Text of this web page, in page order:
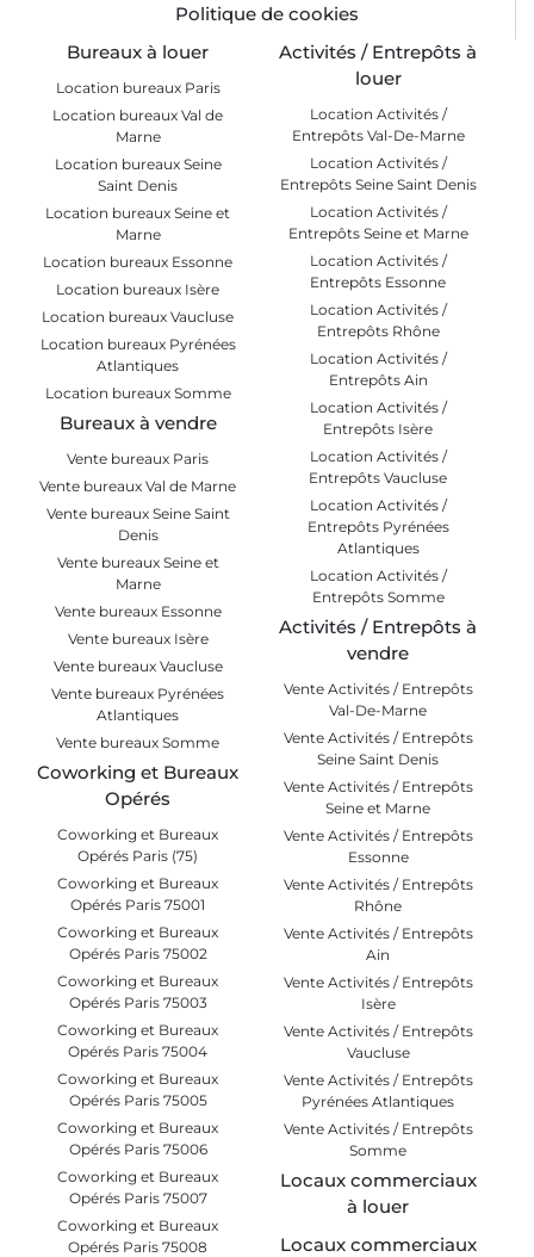
Politique de cookies
Bureaux à louer
Location bureaux Paris
Location bureaux Val de
Marne
Location bureaux Seine
Saint Denis
Location bureaux Seine et
Marne
Location bureaux Essonne
Location bureaux Isère
Location bureaux Vaucluse
Location bureaux Pyrénées
Atlantiques
Location bureaux Somme
Bureaux à vendre
Vente bureaux Paris
Vente bureaux Val de Marne
Vente bureaux Seine Saint
Denis
Vente bureaux Seine et
Marne
Vente bureaux Essonne
Vente bureaux Isère
Vente bureaux Vaucluse
Vente bureaux Pyrénées
Atlantiques
Vente bureaux Somme
Coworking et Bureaux
Opérés
Coworking et Bureaux
Opérés Paris (75)
Coworking et Bureaux
Opérés Paris 75001
Coworking et Bureaux
Opérés Paris 75002
Coworking et Bureaux
Opérés Paris 75003
Coworking et Bureaux
Opérés Paris 75004
Coworking et Bureaux
Opérés Paris 75005
Coworking et Bureaux
Opérés Paris 75006
Coworking et Bureaux
Opérés Paris 75007
Coworking et Bureaux
Opérés Paris 75008
Activités / Entrepôts à
louer
Location Activités /
Entrepôts Val-De-Marne
Location Activités /
Entrepôts Seine Saint Denis
Location Activités /
Entrepôts Seine et Marne
Location Activités /
Entrepôts Essonne
Location Activités /
Entrepôts Rhône
Location Activités /
Entrepôts Ain
Location Activités /
Entrepôts Isère
Location Activités /
Entrepôts Vaucluse
Location Activités /
Entrepôts Pyrénées
Atlantiques
Location Activités /
Entrepôts Somme
Activités / Entrepôts à
vendre
Vente Activités / Entrepôts
Val-De-Marne
Vente Activités / Entrepôts
Seine Saint Denis
Vente Activités / Entrepôts
Seine et Marne
Vente Activités / Entrepôts
Essonne
Vente Activités / Entrepôts
Rhône
Vente Activités / Entrepôts
Ain
Vente Activités / Entrepôts
Isère
Vente Activités / Entrepôts
Vaucluse
Vente Activités / Entrepôts
Pyrénées Atlantiques
Vente Activités / Entrepôts
Somme
Locaux commerciaux
à louer
Locaux commerciaux